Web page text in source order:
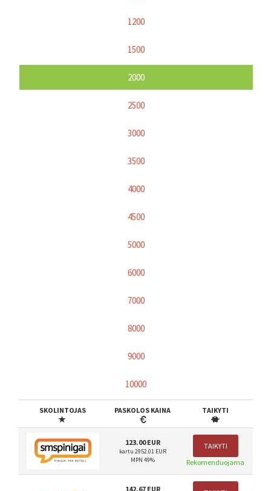
1200
1500
2000
2500
3000
3500
4000
4500
5000
6000
7000
8000
9000
10000
SKOLINTOJAS PASKOLOS KAINA TAIKYTI
123.00 EUR
kartu 2952.01 EUR
MPN 49%
TAIKYTI
Rekomenduojama
142.67 EUR